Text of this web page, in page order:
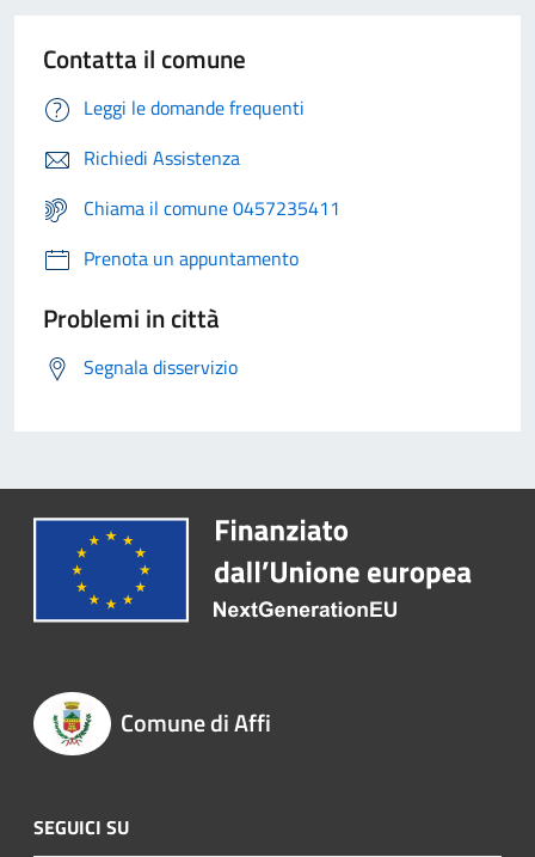
Contatta il comune
Leggi le domande frequenti
Richiedi Assistenza
Chiama il comune 0457235411
Prenota un appuntamento
Problemi in città
Segnala disservizio
Comune di Affi
SEGUICI SU